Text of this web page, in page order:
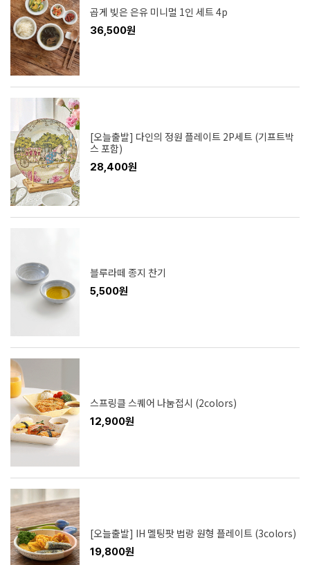
곱게 빚은 은유 미니멀 1인 세트 4p
36,500원
[오늘출발] 다인의 정원 플레이트 2P세트 (기프트박
스 포함)
28,400원
블루라떼 종지 찬기
5,500원
스프링클 스퀘어 나눔접시 (2colors)
12,900원
[오늘출발] IH 멜팅팟 법랑 원형 플레이트 (3colors)
19,800원